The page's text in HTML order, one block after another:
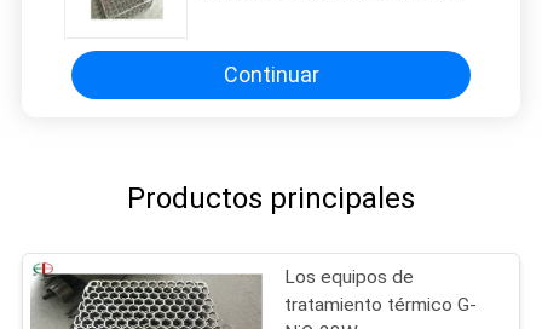
Continuar
Productos principales
Los equipos de
tratamiento térmico G-